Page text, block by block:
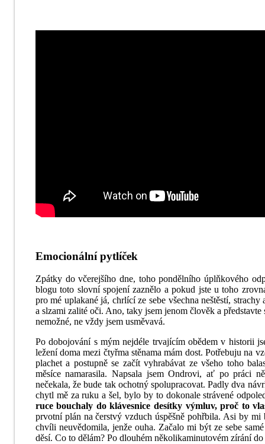
Emocionální pytlíček
Zpátky do včerejšího dne, toho pondělního úplňkového
blogu toto slovní spojení zaznělo a pokud jste u toho
pro mé uplakané já, chrlící ze sebe všechna neštěstí,
a slzami zalité oči. Ano, taky jsem jenom člověk a představte
nemožné, ne vždy jsem usměvavá.
Po dobojování s mým nejdéle trvajícím obědem v historii
ležení doma mezi čtyřma stěnama mám dost. Potřebuju na
plachet a postupně se začít vyhrabávat ze všeho toho
měsíce namarasila. Napsala jsem Ondrovi, ať po práci
nečekala, že bude tak ochotný spolupracovat. Padly dva
chytl mě za ruku a šel, bylo by to dokonale strávené
ruce bouchaly do klávesnice desítky výmluv, proč to
prvotní plán na čerstvý vzduch úspěšně pohřbila. Asi by
chvíli neuvědomila, jenže ouha. Začalo mi být ze sebe
děsí. Co to dělám? Po dlouhém několikaminutovém zírání